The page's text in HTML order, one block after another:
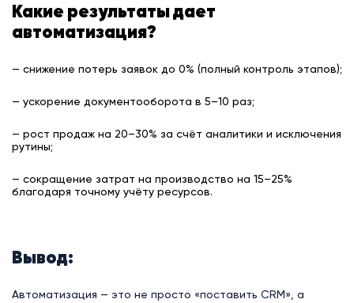
Какие результаты дает
автоматизация?
— снижение потерь заявок до 0% (полный контроль этапов);
— ускорение документооборота в 5–10 раз;
— рост продаж на 20–30% за счёт аналитики и исключения
рутины;
— сокращение затрат на производство на 15–25%
благодаря точному учёту ресурсов.
Вывод:
Автоматизация — это не просто «поставить CRM», а